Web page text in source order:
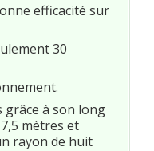
efficacité sur
30
grâce à son long
mètres et
rayon de huit